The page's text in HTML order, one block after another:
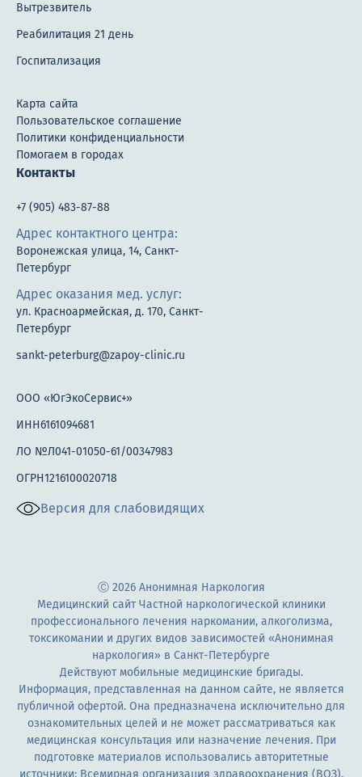
Карта сайта
Пользовательское соглашение
Политики конфиденциальности
Помогаем в городах
Контакты
+7 (905) 483-87-88
Адрес контактного центра:
Воронежская улица, 14, Санкт-
Петербург
Адрес оказания мед. услуг:
ул. Красноармейская, д. 170, Санкт-
Петербург
sankt-peterburg@zapoy-clinic.ru
ООО «ЮгЭкоСервис+»
ИНН6161094681
ЛО №Л041-01050-61/00347983
ОГРН1216100020718
Версия для слабовидящих
Вытрезвитель
Реабилитация 21 день
Госпитализация
Ⓒ 2026 Анонимная Наркология
Медицинский сайт Частной наркологической клиники
профессионального лечения наркомании, алкоголизма,
токсикомании и других видов зависимостей «Анонимная
наркология» в Санкт-Петербурге
Действуют мобильные медицинские бригады.
Информация, представленная на данном сайте, не является
публичной офертой. Она предназначена исключительно для
ознакомительных целей и не может рассматриваться как
медицинская консультация или назначение лечения. При
подготовке материалов использовались авторитетные